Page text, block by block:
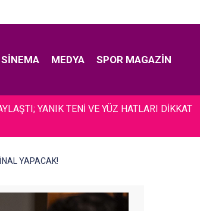
SINEMA MEDYA SPOR MAGAZIN
YANIK TENİ VE YÜZ HATLARI DİKKAT
YAPACAK!